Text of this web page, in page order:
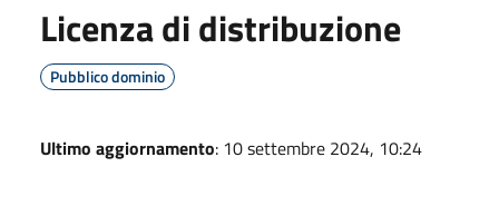
Licenza di distribuzione
Pubblico dominio
Ultimo aggiornamento: 10 settembre 2024, 10:24